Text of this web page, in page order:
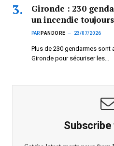
Gironde : 230
un incendie
PAR PANDORE 23/07/2026
Plus de 230 gendarmes sont
Gironde pour sécuriser les…